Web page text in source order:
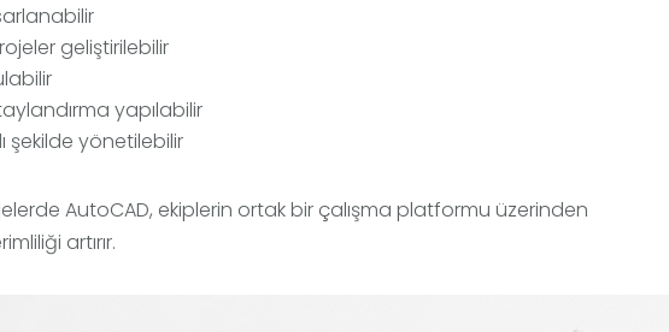
geliştirilebilir
yapılabilir
şekilde yönetilebilir
AutoCAD, ekiplerin ortak bir çalışma platformu üzerinden
artırır.